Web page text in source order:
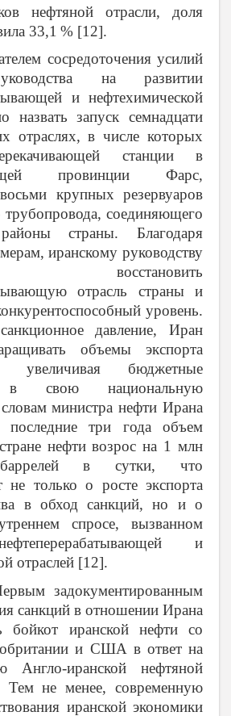
нефтяной отрасли, доля
33,1 % [12].
сосредоточения усилий
на развитии
и нефтехимической
назвать запуск семнадцати
отраслях, в числе которых
станции в
провинции Фарс,
восьми крупных резервуаров
соединяющего
страны. Благодаря
иранскому руководству
восстановить
отрасль страны и
уровень.
давление, Иран
объемы экспорта
увеличивая бюджетные
в свою национальную
министра нефти Ирана
три года объем
нефти возрос на 1 млн
в сутки, что
не только о росте экспорта
в обход санкций, но и о
спросе, вызванном
и
отраслей [12].
санкций в отношении Ирана
бойкот иранской нефти со
и США в ответ на
Англо-иранской нефтяной
Тем не менее, современную
иранской экономики